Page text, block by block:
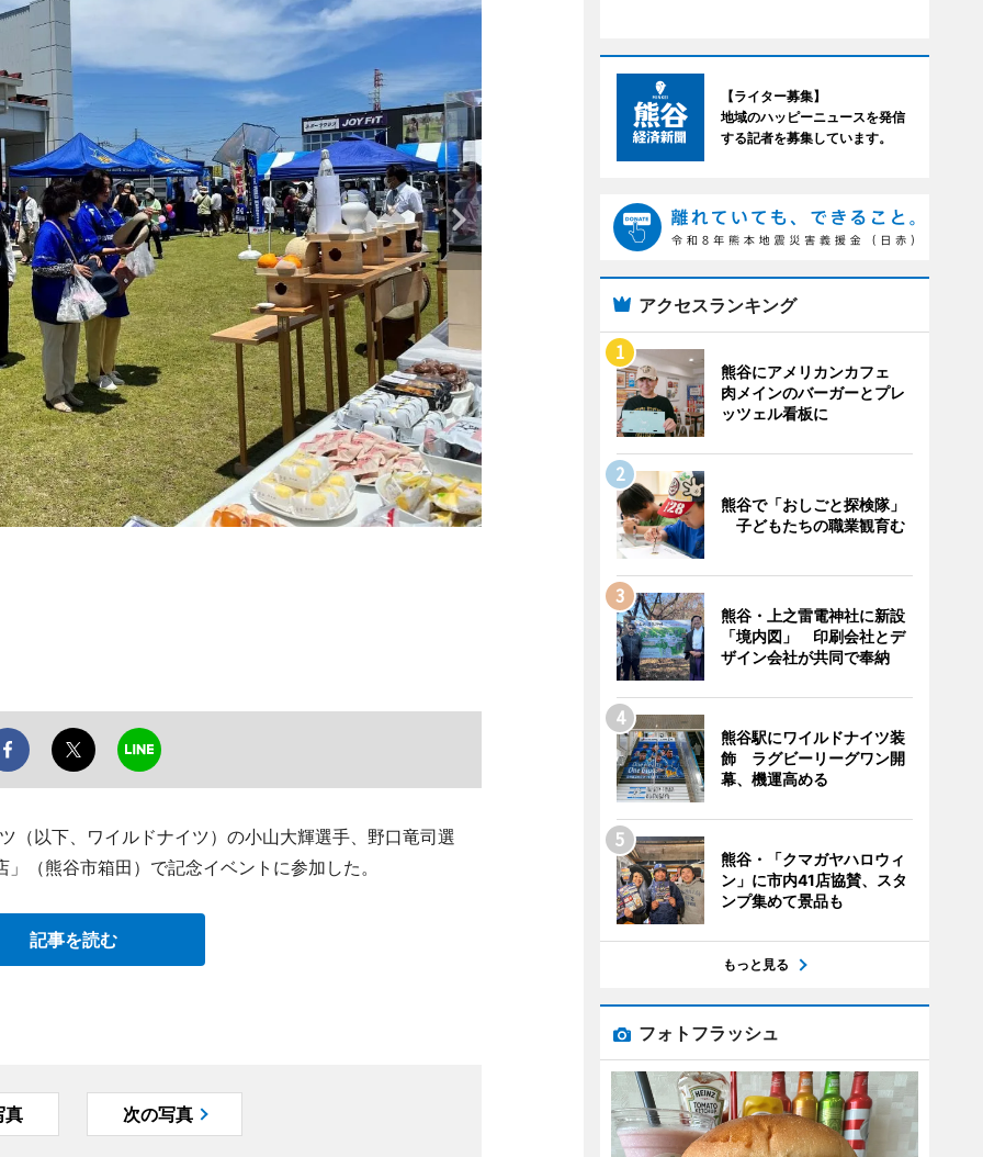
（以下、ワイルドナイツ）の小山大輝選手、野口竜司選
（熊谷市箱田）で記念イベントに参加した。
記事を読む
真 次の写真
【ライター募集】
地域のハッピーニュースを発信
する記者を募集しています。
アクセスランキング
熊谷にアメリカンカフェ
肉メインのバーガーとプレ
ッツェル看板に
熊谷で「おしごと探検隊」
子どもたちの職業観育む
熊谷・上之雷電神社に新設
「境内図」 印刷会社とデ
ザイン会社が共同で奉納
熊谷駅にワイルドナイツ装
飾 ラグビーリーグワン開
幕、機運高める
熊谷・「クマガヤハロウィ
ン」に市内41店協賛、スタ
ンプ集めて景品も
もっと見る
フォトフラッシュ